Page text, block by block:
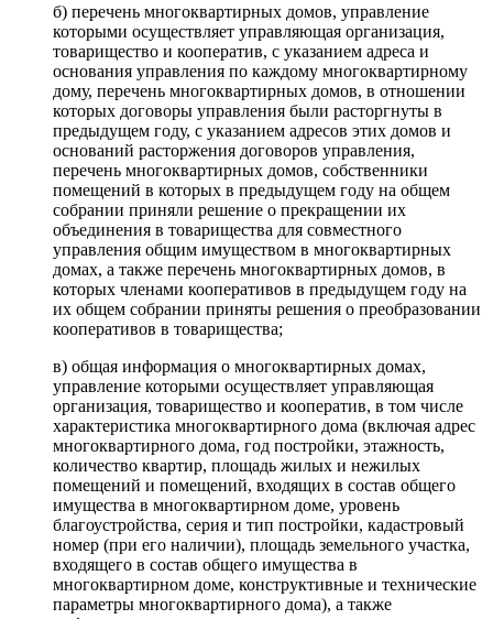
б) перечень многоквартирных домов, управление
которыми осуществляет управляющая организация,
товарищество и кооператив, с указанием адреса и
основания управления по каждому многоквартирному
дому, перечень многоквартирных домов, в отношении
которых договоры управления были расторгнуты в
предыдущем году, с указанием адресов этих домов и
оснований расторжения договоров управления,
перечень многоквартирных домов, собственники
помещений в которых в предыдущем году на общем
собрании приняли решение о прекращении их
объединения в товарищества для совместного
управления общим имуществом в многоквартирных
домах, а также перечень многоквартирных домов, в
которых членами кооперативов в предыдущем году на
их общем собрании приняты решения о преобразовании
кооперативов в товарищества;
в) общая информация о многоквартирных домах,
управление которыми осуществляет управляющая
организация, товарищество и кооператив, в том числе
характеристика многоквартирного дома (включая адрес
многоквартирного дома, год постройки, этажность,
количество квартир, площадь жилых и нежилых
помещений и помещений, входящих в состав общего
имущества в многоквартирном доме, уровень
благоустройства, серия и тип постройки, кадастровый
номер (при его наличии), площадь земельного участка,
входящего в состав общего имущества в
многоквартирном доме, конструктивные и технические
параметры многоквартирного дома), а также